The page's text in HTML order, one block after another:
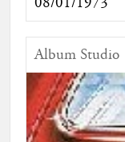
Album Studio